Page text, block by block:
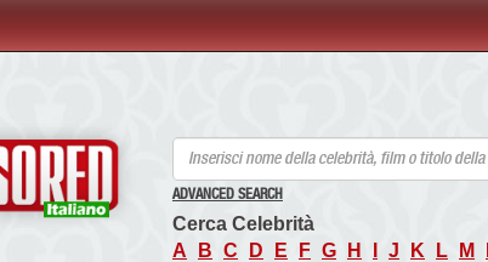
ADVANCED SEARCH
Cerca Celebrità
A
B C D E F G H J K L M